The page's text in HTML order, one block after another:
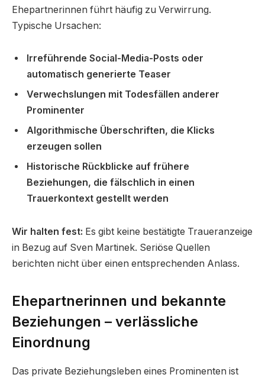
Ehepartnerinnen führt häufig zu Verwirrung.
Typische Ursachen:
Irreführende Social-Media-Posts oder
automatisch generierte Teaser
Verwechslungen mit Todesfällen anderer
Prominenter
Algorithmische Überschriften, die Klicks
erzeugen sollen
Historische Rückblicke auf frühere
Beziehungen, die fälschlich in einen
Trauerkontext gestellt werden
Wir halten fest: Es gibt keine bestätigte Traueranzeige
in Bezug auf Sven Martinek. Seriöse Quellen
berichten nicht über einen entsprechenden Anlass.
Ehepartnerinnen und bekannte
Beziehungen – verlässliche
Einordnung
Das private Beziehungsleben eines Prominenten ist